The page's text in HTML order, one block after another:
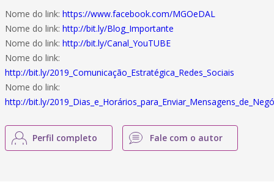
Nome do link: https://www.facebook.com/MGOeDAL
Nome do link: http://bit.ly/Blog_Importante
Nome do link: http://bit.ly/Canal_YouTUBE
Nome do link:
http://bit.ly/2019_Comunicação_Estratégica_Redes_Sociais
Nome do link:
http://bit.ly/
Perfil completo Fale com o autor